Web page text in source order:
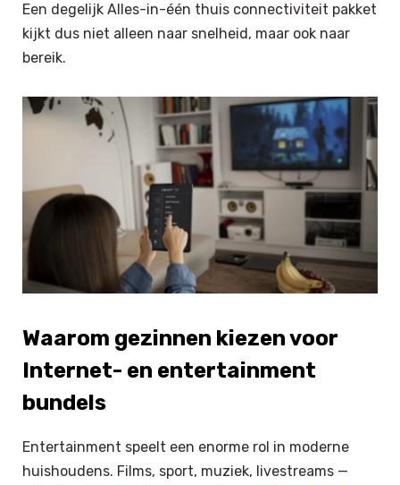
Een degelijk Alles-in-één thuis connectiviteit pakket
kijkt dus niet alleen naar snelheid, maar ook naar
bereik.
Waarom gezinnen kiezen voor
Internet- en entertainment
bundels
Entertainment speelt een enorme rol in moderne
huishoudens. Films, sport, muziek, livestreams —